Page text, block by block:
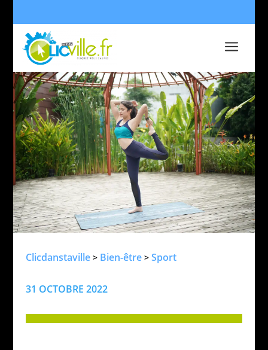
a
Clicdanstaville> Bien-être> Sport
31 OCTOBRE 2022